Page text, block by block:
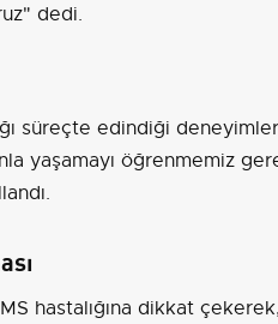
dedi.
süreçte edindiği
yaşamayı öğrenmemiz
hastalığına dikkat